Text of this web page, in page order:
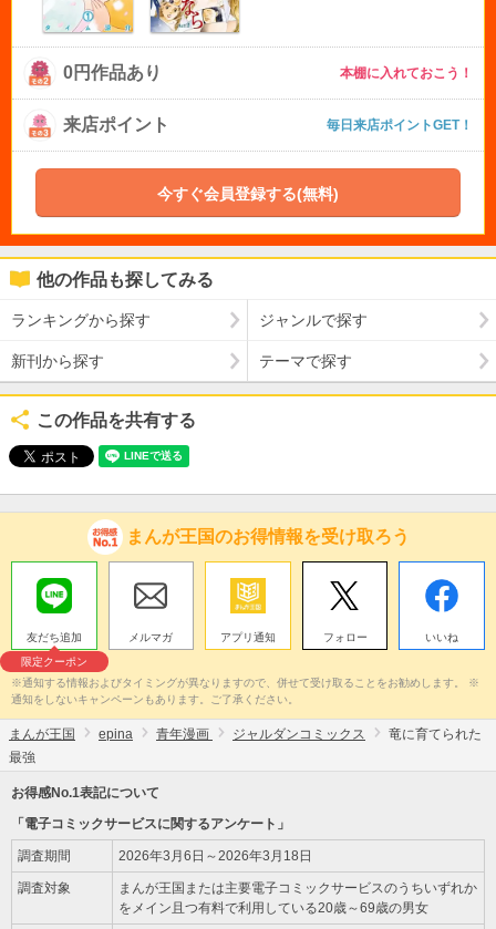
0円作品あり 本棚に入れておこう！
来店ポイント 毎日来店ポイントGET！
今すぐ会員登録する(無料)
他の作品も探してみる
ランキングから探す ジャンルで探す
新刊から探す テーマで探す
この作品を共有する
まんが王国のお得情報を受け取ろう
友だち追加
限定クーポン
メルマガ アプリ通知 フォロー いいね
※通知する情報およびタイミングが異なりますので、併せて受け取ることをお勧めします。 ※
通知をしないキャンペーンもあります。ご了承ください。
まんが王国 epina 青年漫画 ジャルダンコミックス
竜に育てられた
最強
お得感No.1表記について
「電子コミックサービスに関するアンケート」
調査期間 2026年3月6日～2026年3月18日
調査対象
まんが王国または主要電子コミックサービスのうちいずれか
をメイン且つ有料で利用している20歳～69歳の男女